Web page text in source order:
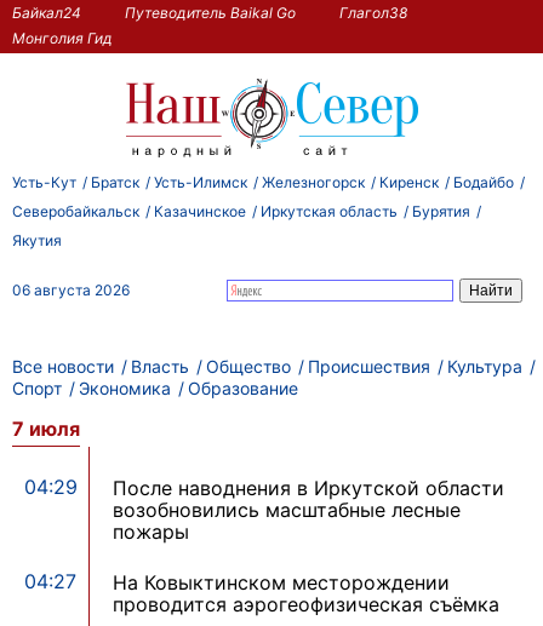
Байкал24 Путеводитель Baikal Go
Глагол38
Монголия Гид
Усть-Кут Братск Усть-Илимск Железногорск Киренск
Бодайбо
Северобайкальск
Казачинское Иркутская область
Бурятия
Якутия
06 августа 2026
Все новости Власть Общество Происшествия
Культура
Спорт
Экономика Образование
7 июля
04:29
После наводнения в Иркутской области
возобновились масштабные лесные
пожары
04:27
На Ковыктинском месторождении
проводится аэрогеофизическая съёмка